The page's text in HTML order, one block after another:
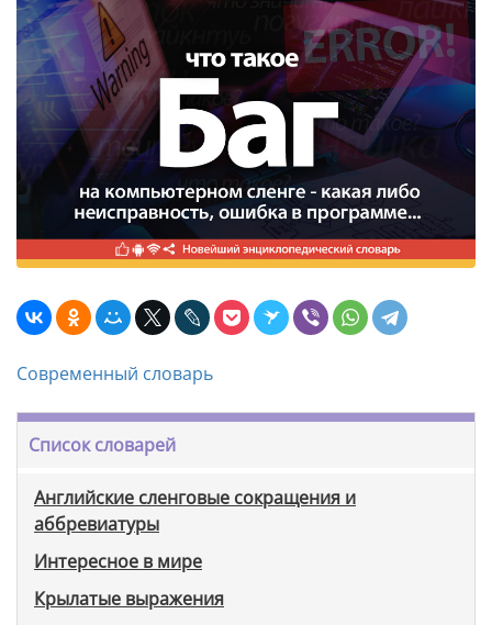
Современный словарь
Список словарей
Английские сленговые сокращения и
аббревиатуры
Интересное в мире
Крылатые выражения